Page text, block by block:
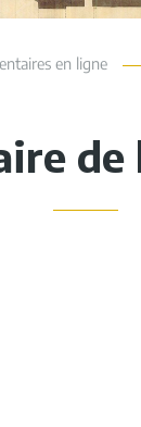
en ligne
de